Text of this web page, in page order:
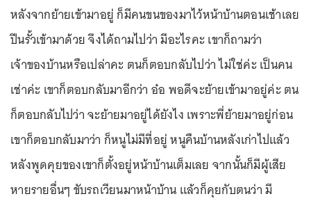
หลังจากย้ายเข้ามาอยู่ ก็มีคนขนของมาไว้หน้าบ้านตอนเช้าเลย
ปีนรั้วเข้ามาด้วย จึงได้ถามไปว่า มีอะไรคะ เขาก็ถามว่า
เจ้าของบ้านหรือเปล่าคะ ตนก็ตอบกลับไปว่า ไม่ใช่ค่ะ เป็นคน
เช่าค่ะ เขาก็ตอบกลับมาอีกว่า อ๋อ พอดีจะย้ายเข้ามาอยู่ค่ะ ตน
ก็ตอบกลับไปว่า จะย้ายมาอยู่ได้ยังไง เพราะพี่ย้ายมาอยู่ก่อน
เขาก็ตอบกลับมาว่า ก็หนูไม่มีที่อยู่ หนูคืนบ้านหลังเก่าไปแล้ว
หลังพูดคุยของเขาก็ตั้งอยู่หน้าบ้านเต็มเลย จากนั้นก็มีผู้เสีย
หายรายอื่นๆ ขับรถเวียนมาหน้าบ้าน แล้วก็คุยกับตนว่า มี